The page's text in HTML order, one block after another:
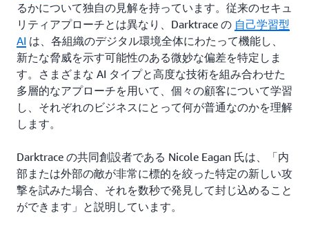
るかについて独自の見解を持っています。従来のセキュ
リティアプローチとは異なり、Darktrace の 自己学習型
AI は、各組織のデジタル環境全体にわたって機能し、
新たな脅威を示す可能性のある微妙な偏差を特定しま
す。さまざまな AI タイプと高度な技術を組み合わせた
多層的なアプローチを用いて、個々の顧客について学習
し、それぞれのビジネスにとって何が普通なのかを理解
します。
Darktrace の共同創設者である Nicole Eagan 氏は、「内
部または外部の敵が非常に標的を絞った特定の新しい攻
撃を試みた場合、それを数秒で発見して封じ込めること
ができます」と説明しています。